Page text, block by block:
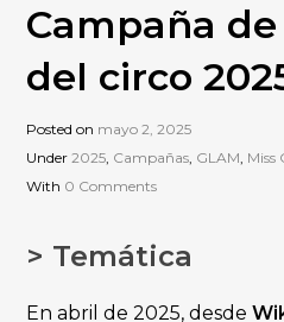
Campaña
del circo
Posted on mayo 2, 2025
Under2025, Campañas, GLAM, Miss
With 0 Comments
> Temática
En abril de 2025, desde